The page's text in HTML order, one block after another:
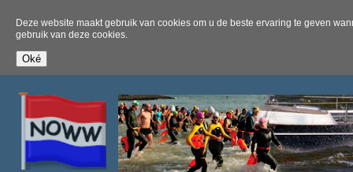
Deze website maakt gebruik van cookies om u de beste ervaring te geven
gebruik van deze cookies.